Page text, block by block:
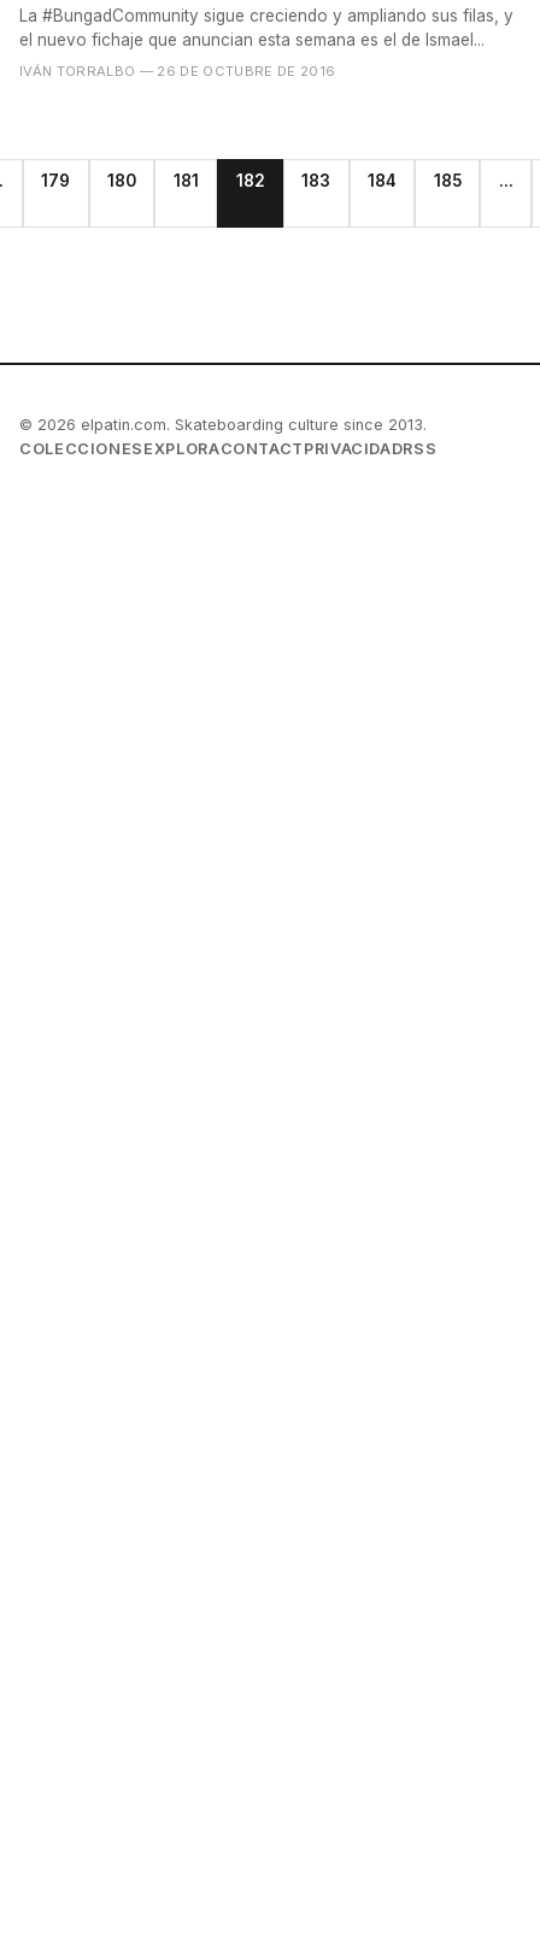
La #BungadCommunity sigue creciendo y ampliando sus filas, y
el nuevo fichaje que anuncian esta semana es el de Ismael...
IVÁN TORRALBO — 26 DE OCTUBRE DE 2016
179 180 181 182 183 184 185 ...
© 2026 elpatin.com. Skateboarding culture since 2013.
COLECCIONES EXPLORACONTACT PRIVACIDADRSS